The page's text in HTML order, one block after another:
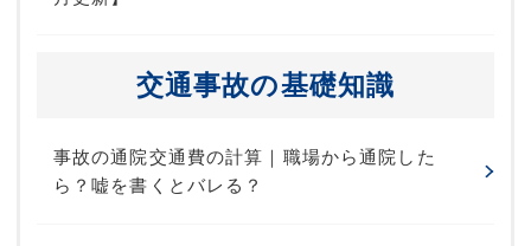
交通事故の基礎知識
事故の通院交通費の計算｜職場から通院した
ら？嘘を書くとバレる？